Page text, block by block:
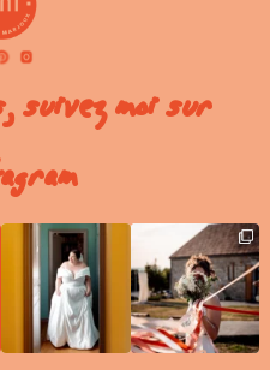
suivez moi sur